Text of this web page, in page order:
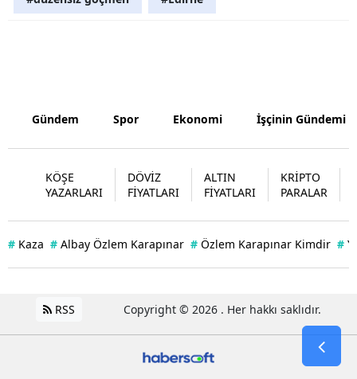
Sinop
Sivas
Tekirdağ
Trabzon
Şanlıurfa
Gündem Spor Ekonomi İşçinin Gündemi
KÖŞE
YAZARLARI
DÖVİZ
FİYATLARI
ALTIN
FİYATLARI
KRİPTO
PARALAR
# Kaza # Albay Özlem Karapınar # Özlem Karapınar Kimdir #
RSS Copyright © 2026 . Her hakkı saklıdır.